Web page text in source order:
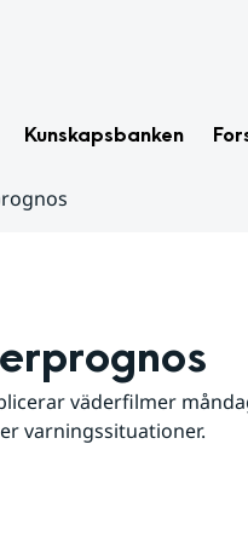
Kunskapsbanken
väderfilmer
varningssituationer.